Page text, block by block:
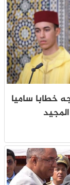
خطابا ساميا